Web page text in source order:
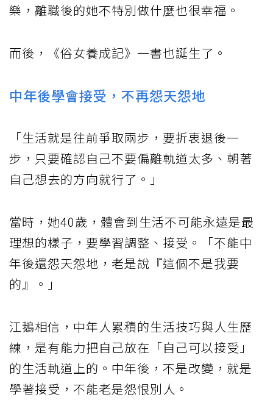
樂，離職後的她不特別做什麼也很幸福。
而後，《俗女養成記》一書也誕生了。
中年後學會接受，不再怨天怨地
「生活就是往前爭取兩步，要折衷退後一
步，只要確認自己不要偏離軌道太多、朝著
自己想去的方向就行了。」
當時，她40歲，體會到生活不可能永遠是最
理想的樣子，要學習調整、接受。「不能中
年後還怨天怨地，老是說『這個不是我要
的』。」
江鵝相信，中年人累積的生活技巧與人生歷
練，是有能力把自己放在「自己可以接受」
的生活軌道上的。中年後，不是改變，就是
學著接受，不能老是怨恨別人。